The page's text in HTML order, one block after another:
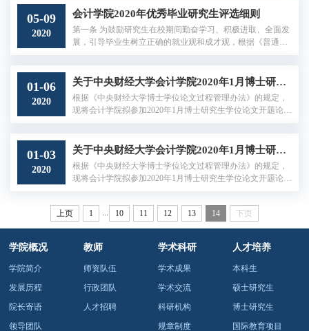
05-09
2020
会计学院2020年优秀毕业研究生评选细则
第一条 为鼓励研究生在校期间勤奋学习、积极进取、全面发
展，引导毕业生树立正确的就业观和成才观，根据《普通高
01-06
2020
关于中央财经大学会计学院2020年1月博士研究生学位论文开题论证会公告
根据《中央财经大学博士学位论文过程管理办法》的规定，
现将会计学院拟参加2020年1月博士研究生学位论文开题论证
01-03
2020
关于中央财经大学会计学院2020年1月博士研究生学位论文开题论证会公告
根据《中央财经大学博士学位论文过程管理办法》的规定，
现将会计学院拟参加2020年1月博士研究生学位论文开题论证
三）上午8:30开始 答辩地点：中央财经大...
上页
1 ... 10 11 12 13 14 下页
学院概况
学院简介
发展历程
院长寄语
领导团队
教师
师资队伍
行政团队
人才招聘
学术科研
学术成果
学术交流
科研机构
规章制度
人才培养
本科生
硕士研究生
博士研究生
国际教育项目